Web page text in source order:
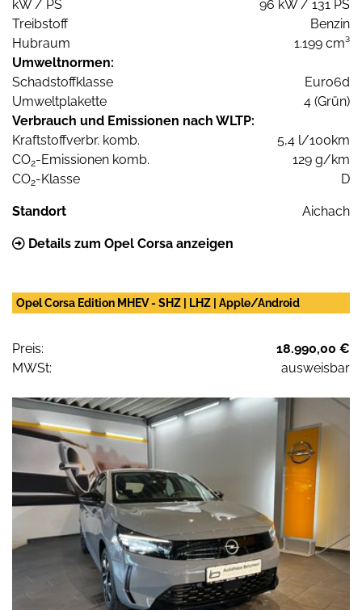
kW / PS
96 kW / 131 PS
Treibstoff
Benzin
Hubraum
1.199 cm³
Umweltnormen:
Schadstoffklasse
Euro6d
Umweltplakette
4 (Grün)
Verbrauch und Emissionen nach WLTP:
Kraftstoffverbr. komb.
5,4 l/100km
CO2-Emissionen komb.
129 g/km
CO2-Klasse D
Standort Aichach
Details zum Opel Corsa anzeigen
Opel Corsa Edition MHEV - SHZ | LHZ | Apple/Android
Preis:
18.990,00 €
MWSt:
ausweisbar